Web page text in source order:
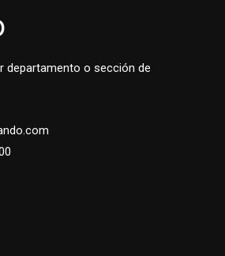
departamento o sección de